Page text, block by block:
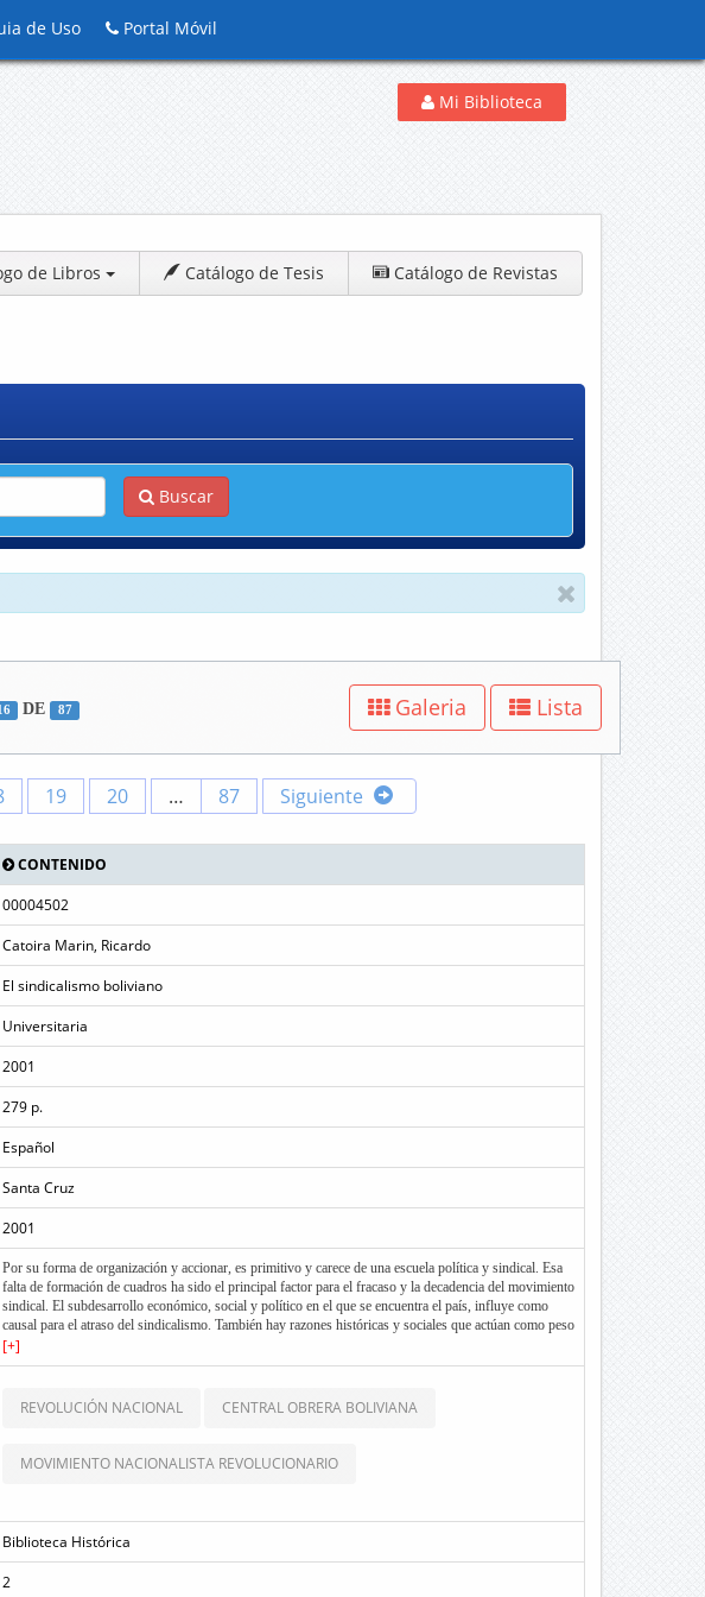
de Uso Portal Móvil
Mi Biblioteca
de Libros Catálogo de Tesis Catálogo de Revistas
Buscar
DE 87 Galeria Lista
19 20 … 87 Siguiente
CONTENIDO
00004502
Catoira Marin, Ricardo
El sindicalismo boliviano
Universitaria
2001
279 p.
Español
Santa Cruz
2001
Por su forma de organización y accionar, es primitivo y carece de una escuela política y sindical. Esa
falta de formación de cuadros ha sido el principal factor para el fracaso y la decadencia del movimiento
sindical. El subdesarrollo económico, social y político en el que se encuentra el país, influye como
causal para el atraso del sindicalismo. También hay razones históricas y sociales que actúan como peso
muerto, impidiéndole avanzar. El alcoholismo, la ignorancia y el complejo de clase que acompañan al
obrero boliviano, son factores negativos que han influido para la decadencia en que se encuentra el
sindical inepta y corrupta.
[+]
REVOLUCIÓN NACIONAL
CENTRAL OBRERA BOLIVIANA
MOVIMIENTO NACIONALISTA REVOLUCIONARIO
Biblioteca Histórica
2